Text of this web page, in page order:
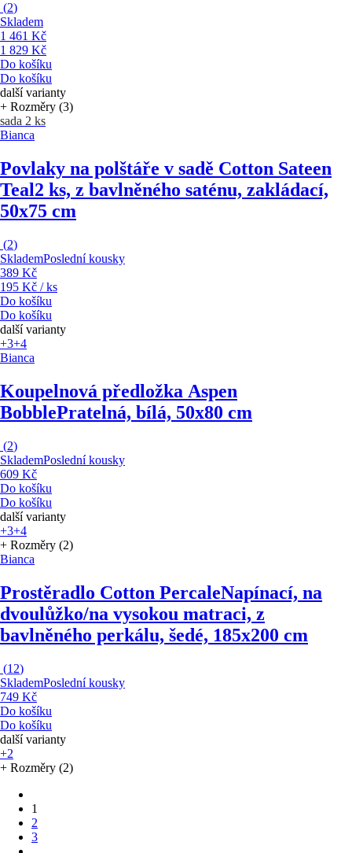
(2)
Skladem
1 461 Kč
1 829 Kč
Do košíku
Do košíku
další varianty
+ Rozměry (3)
sada 2 ks
Bianca
Povlaky na polštáře v sadě Cotton Sateen
Teal2 ks, z bavlněného saténu, zakládací,
50x75 cm
(2)
SklademPoslední kousky
389 Kč
195 Kč / ks
Do košíku
Do košíku
další varianty
+3+4
Bianca
Koupelnová předložka Aspen
BobblePratelná, bílá, 50x80 cm
(2)
SklademPoslední kousky
609 Kč
Do košíku
Do košíku
další varianty
+3+4
+ Rozměry (2)
Bianca
Prostěradlo Cotton PercaleNapínací, na
dvoulůžko/na vysokou matraci, z
bavlněného perkálu, šedé, 185x200 cm
(12)
SklademPoslední kousky
749 Kč
Do košíku
Do košíku
další varianty
+2
+ Rozměry (2)
1
2
3